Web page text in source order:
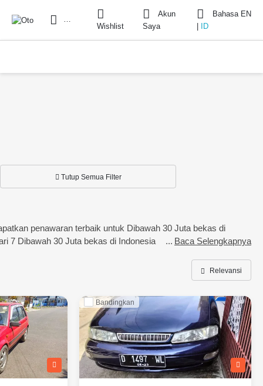
Cari
Wishlist
Akun
Saya
Bahasa EN
ID
Tutup Semua Filter
penawaran terbaik untuk Dibawah 30 Juta bekas di
7 Dibawah 30 Juta bekas di Indonesia
dan kredit yang tersedia serta informasi DP dan cicilan.
S 515 I, pilih dari 7 mobil bekas di Indonesia
Baca Selengkapnya
Relevansi
Bandingkan